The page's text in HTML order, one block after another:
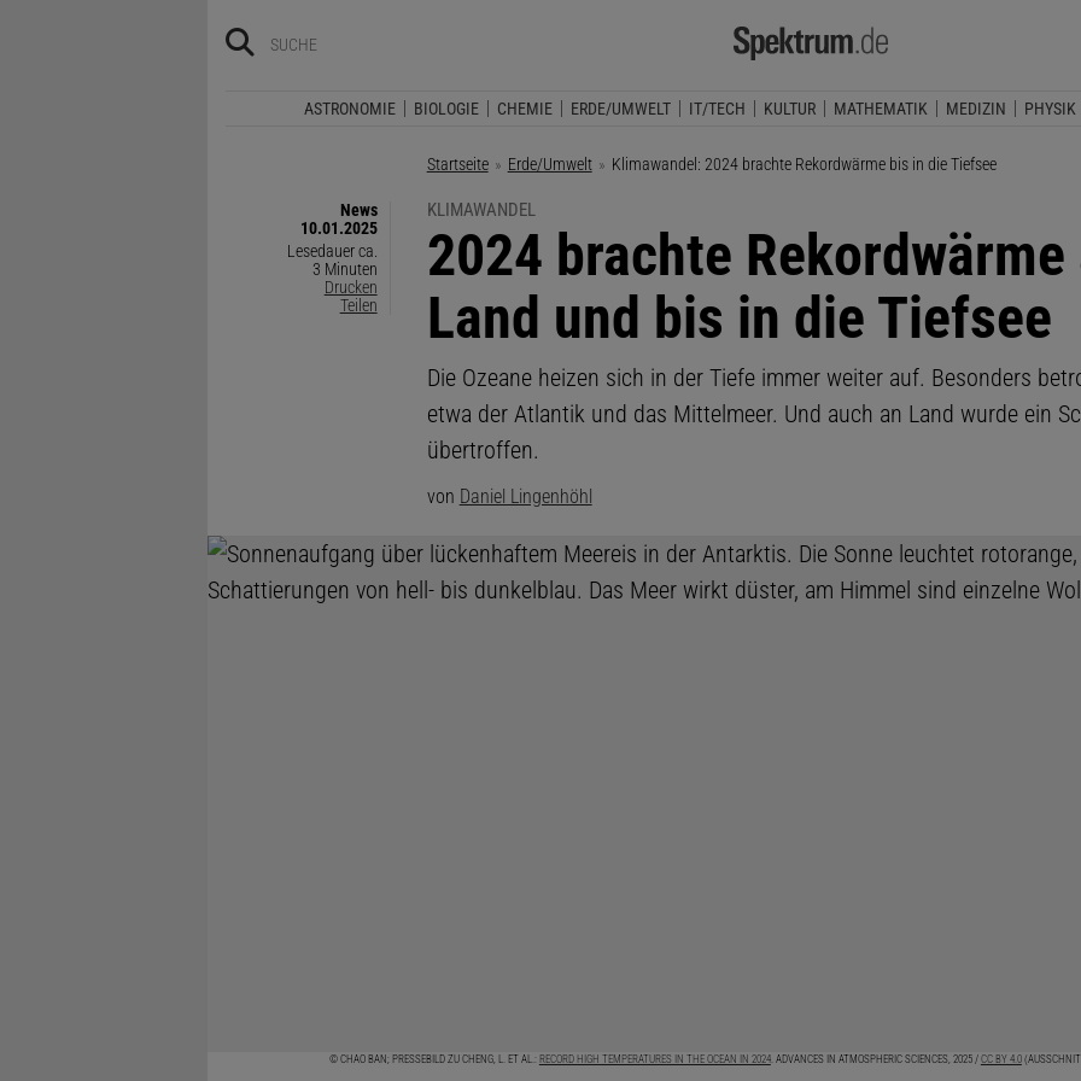
ASTRONOMIE BIOLOGIE CHEMIE ERDE/UMWELT IT/TECH KULTUR MATHEMATIK MEDIZIN PHYSIK
Startseite Erde/Umwelt Aktuelle Seite:
Klimawandel: 2024 brachte Rekordwärme bis in die Tiefsee
News
10.01.2025
Lesedauer ca.
3 Minuten
Drucken
Teilen
KLIMAWANDEL
:
2024 brachte Rekordwärme
Land und bis in die Tiefsee
Die Ozeane heizen sich in der Tiefe immer weiter auf. Besonders
etwa der Atlantik und das Mittelmeer. Und auch an Land wurde ein
übertroffen.
von Daniel Lingenhöhl
© CHAO BAN; PRESSEBILD ZU CHENG, L. ET AL.: RECORD HIGH TEMPERATURES IN THE OCEAN IN 2024. ADVANCES IN ATMOSPHERIC SCIENCES, 2025 / CC BY 4.0